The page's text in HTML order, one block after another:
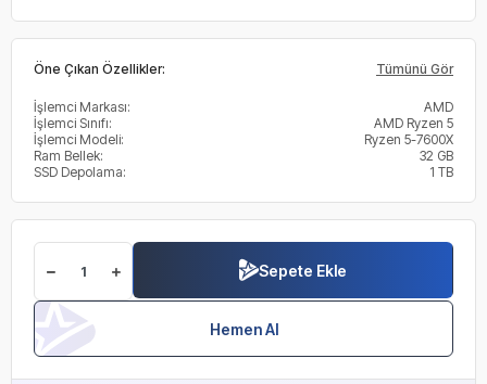
Öne Çıkan Özellikler: Tümünü Gör
İşlemci Markası:
AMD
İşlemci Sınıfı:
AMD Ryzen 5
İşlemci Modeli:
Ryzen 5-7600X
Ram Bellek:
32 GB
SSD Depolama:
1 TB
Sepete Ekle
Hemen Al